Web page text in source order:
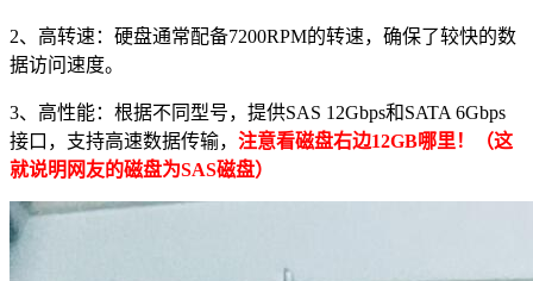
2、高转速：硬盘通常配备7200RPM的转速，确保了较快的数
据访问速度。
3、高性能：根据不同型号，提供SAS 12Gbps和SATA 6Gbps
接口，支持高速数据传输， 注意看磁盘右边12GB哪里！（这
就说明网友的磁盘为SAS磁盘）